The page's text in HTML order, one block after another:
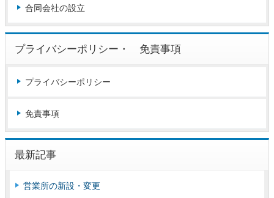
合同会社の設立
プライバシーポリシー・ 免責事項
プライバシーポリシー
免責事項
最新記事
営業所の新設・変更